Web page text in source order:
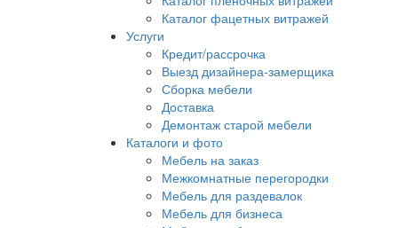
Каталог фацетных витражей
Услуги
Кредит/рассрочка
Выезд дизайнера-замерщика
Сборка мебели
Доставка
Демонтаж старой мебели
Каталоги и фото
Мебель на заказ
Межкомнатные перегородки
Мебель для раздевалок
Мебель для бизнеса